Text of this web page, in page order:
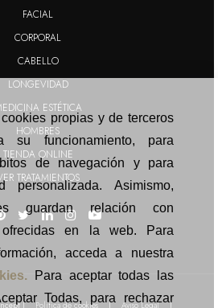
FACIAL
CORPORAL
CABELLO
LONGEVIDAD
ESTÉTICA
HOMBRES
TIENDA ONLINE
TRATAMIENTOS
| Política de cookies | Aviso Legal |
de navegación y para
personalizada. Asimismo,
guardan relación con
ofrecidas en la web. Para
acceda a nuestra
Para aceptar todas las
Todas, para rechazar
Rechazar todas, y para
en función de su